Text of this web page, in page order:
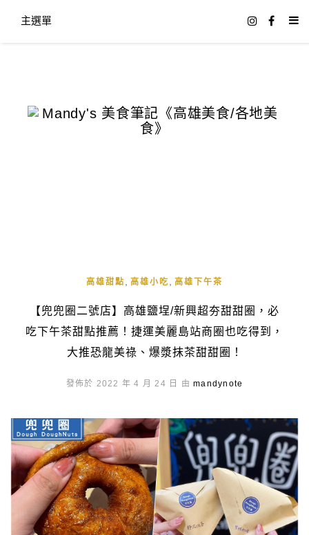
主選單
高雄甜點 高雄小吃 高雄下午茶
【兜兜圈二號店】高雄鹽埕/新興超夯甜甜圈，必
吃下午茶甜點推薦！捷運美麗島站商圈也吃得到，
大推恐龍美祿、爆漿抹茶甜甜圈！
發佈於 2022 年 4 月 24 日 由mandynote